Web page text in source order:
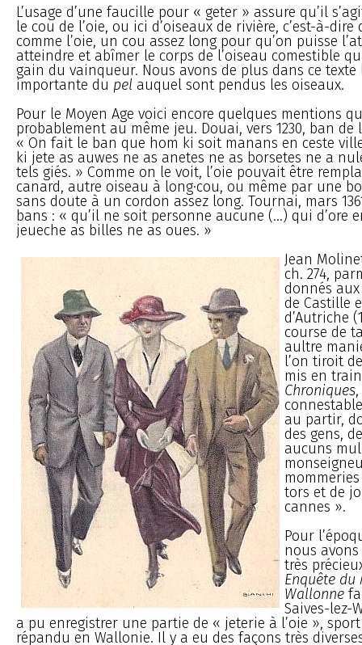
L’usage d’une faucille pour « geter » assure qu’il
le cou de l’oie, ou ici d’oiseaux de rivière, c’est-à-dire
comme l’oie, un cou assez long pour qu’on puisse
atteindre et abîmer le corps de l’oiseau comestible
gain du vainqueur. Nous avons de plus dans ce texte
importante du pel auquel sont pendus les oiseaux.
Pour le Moyen Age voici encore quelques mentions
probablement au même jeu. Douai, vers 1230, ban de
« On fait le ban que hom ki soit manans en ceste
ki jete as auwes ne as anetes ne as borsetes ne a
tels giés. » Comme on le voit, l’oie pouvait être
canard, autre oiseau à long·cou, ou même par une
sans doute à un cordon assez long. Tournai, mars
bans : « qu’il ne soit personne aucune (...) qui d’ore
jeueche as billes ne as oues. »
Jean
ch. 274,
donnés
de Castille
d’Autriche
course de
aultre
l’on tiroit
mis en
Chroniques
au partir,
des gens,
aucuns
tors et de
cannes ».
Pour
nous
très
Enquête du
Wallonne
Saives-lez-
a pu enregistrer une partie de « jeterie à l’oie »,
répandu en Wallonie. Il y a eu des façons très